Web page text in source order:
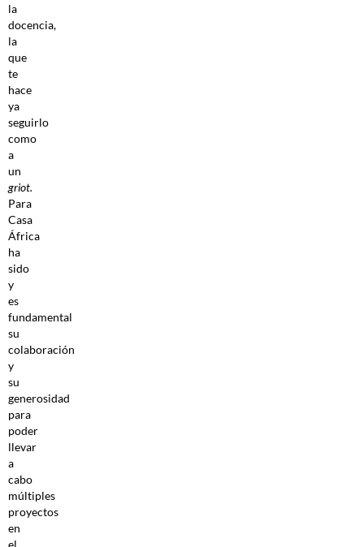
la
docencia,
la
que
te
hace
ya
seguirlo
como
a
un
griot.
Para
Casa
África
ha
sido
y
es
fundamental
su
colaboración
y
su
generosidad
para
poder
llevar
a
cabo
múltiples
proyectos
en
el